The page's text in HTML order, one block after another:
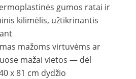
gumos ratai ir
kilimėlis, užtikrinantis
mažoms virtuvėms ar
mažai vietos — dėl
x 81 cm dydžio